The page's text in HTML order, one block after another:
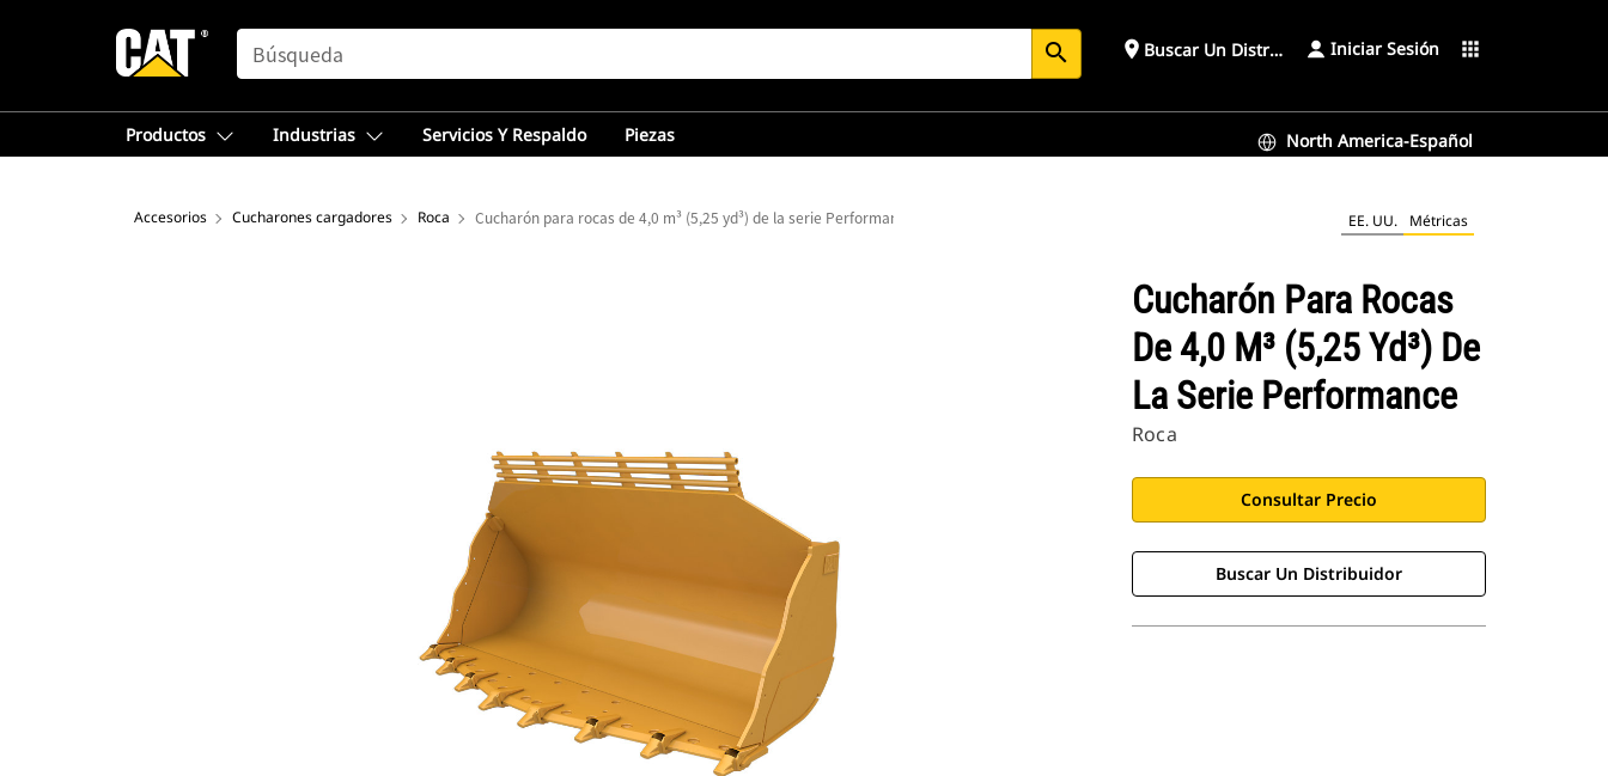
SEARCH search place Buscar Un Distribuidor Iniciar Sesión apps
Productos Industrias Servicios Y Respaldo Piezas North America-Español
Accesorios Cucharones cargadores Roca Cucharón para rocas de 4,0 m³ (5,25 yd³) de la serie Performance EE. UU. Métricas
Cucharón Para Rocas
De 4,0 M³ (5,25 Yd³) De
La Serie Performance
Roca
Consultar Precio
Buscar Un Distribuidor